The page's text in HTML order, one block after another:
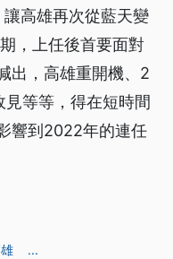
高雄再次從藍天變
，上任後首要面對
出，高雄重開機、2
等等，得在短時間
響到2022年的連任
...